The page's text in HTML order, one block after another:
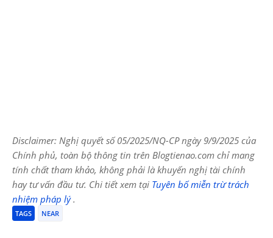
Disclaimer: Nghị quyết số 05/2025/NQ-CP ngày 9/9/2025 của
Chính phủ, toàn bộ thông tin trên Blogtienao.com chỉ mang
tính chất tham khảo, không phải là khuyến nghị tài chính
hay tư vấn đầu tư. Chi tiết xem tại Tuyên bố miễn trừ trách
nhiệm pháp lý.
TAGS NEAR